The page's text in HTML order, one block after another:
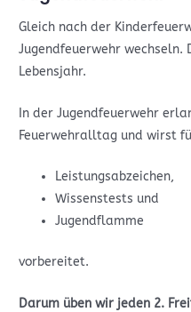
Gleich nach der
Jugendfeuerwehr wechseln.
Lebensjahr.
In der Jugendfeuerwehr
Feuerwehralltag und wirst
Leistungsabzeichen,
Wissenstests und
Jugendflamme
vorbereitet.
Darum üben wir jeden 2.